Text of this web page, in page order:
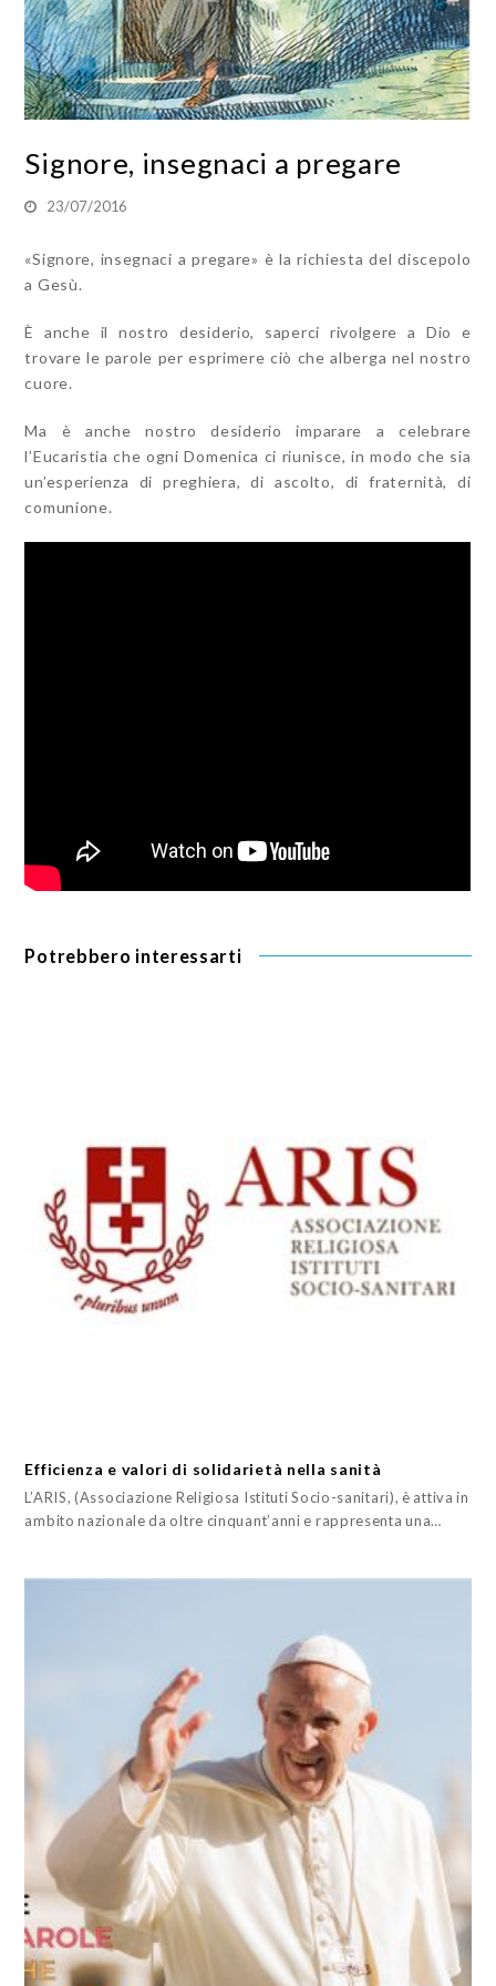
Signore, insegnaci a pregare
23/07/2016
«Signore, insegnaci a pregare» è la richiesta del discepolo
a Gesù.
È anche il nostro desiderio, saperci rivolgere a Dio e
trovare le parole per esprimere ciò che alberga nel nostro
cuore.
Ma è anche nostro desiderio imparare a celebrare
l’Eucaristia che ogni Domenica ci riunisce, in modo che sia
un’esperienza di preghiera, di ascolto, di fraternità, di
comunione.
Potrebbero interessarti
Efficienza e valori di solidarietà nella sanità
L’ARIS, (Associazione Religiosa Istituti Socio-sanitari), è attiva in
ambito nazionale da oltre cinquant’anni e rappresenta una…